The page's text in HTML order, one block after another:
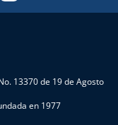
ningún
ignorar. La
que los
13370 de 19 de Agosto
en 1977